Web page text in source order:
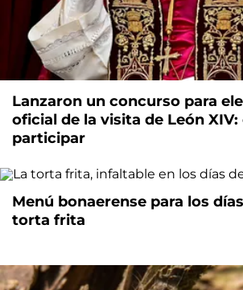
Lanzaron un concurso para
oficial de la visita de León
participar
Menú bonaerense para los
torta frita